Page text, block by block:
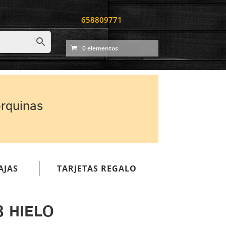
658809771
0 elementos
TARJETAS REGALO
HIELO